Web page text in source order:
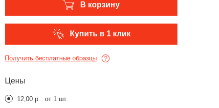
В корзину
Купить в 1 клик
Получить бесплатные образцы
Цены
12,00 р.
от 1 шт.